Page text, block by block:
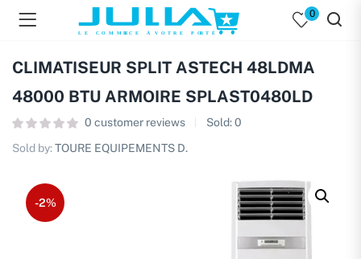
0
CLIMATISEUR SPLIT ASTECH 48LDMA
48000 BTU ARMOIRE SPLAST0480LD
0 customer reviews Sold:0
Sold by:TOURE EQUIPEMENTS D.
-2%